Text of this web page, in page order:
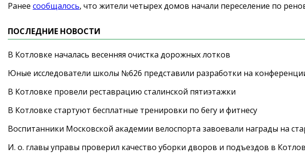
Ранее сообщалось, что жители четырех домов начали переселение по
ПОСЛЕДНИЕ НОВОСТИ
В Котловке началась весенняя очистка дорожных лотков
Юные исследователи школы №626 представили разработки на
В Котловке провели реставрацию сталинской пятиэтажки
В Котловке стартуют бесплатные тренировки по бегу и фитнесу
Воспитанники Московской академии велоспорта завоевали награды на
И. о. главы управы проверил качество уборки дворов и подъездов в